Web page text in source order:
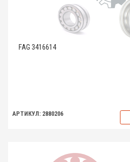
FAG 3416614
АРТИКУЛ: 2880206